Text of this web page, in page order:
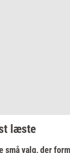
læste
små valg, der